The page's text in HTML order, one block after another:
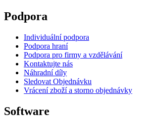
Podpora
Individuální podpora
Podpora hraní
Podpora pro firmy a vzdělávání
Kontaktujte nás
Náhradní díly
Sledovat Objednávku
Vrácení zboží a storno objednávky
Software